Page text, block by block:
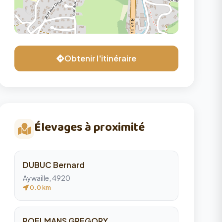
Obtenir l'itinéraire
Élevages à proximité
DUBUC Bernard
Aywaille, 4920
0.0 km